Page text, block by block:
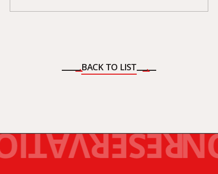
BACK TO LIST